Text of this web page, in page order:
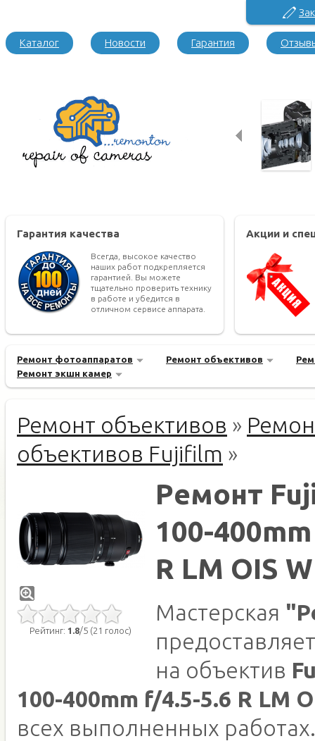
Каталог Новости Гарантия
Гарантия качества
Всегда, высокое качество
наших работ подкрепляется
гарантией. Вы можете
тщательно проверить технику
в работе и убедится в
отличном сервисе аппарата.
Акции и
Ремонт фотоаппаратов Ремонт объективов
Ремонт экшн камер
Ремонт объективов »
объективов Fujifilm »
Рейтинг:1.8/5 (21 голос)
Ремонт
100-
R LM OIS
Мастерская
на объектив
100-400mm f/4.5-5.6 R LM
всех выполненных работах.